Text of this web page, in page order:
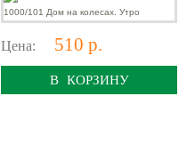
Цена: 510 р.
В КОРЗИНУ